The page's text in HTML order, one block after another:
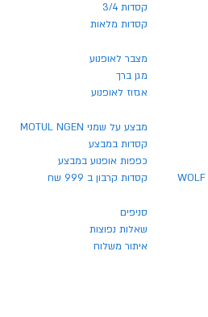
קסדות 3/4
קסדות מלאות
מצבר לאופנוע
מגן ברך
אגזוז לאופנוע
מבצע על שמני MOTUL NGEN
קסדות במבצע
כפפות אופנוע במבצע
קסדות קרבון ב 999 שח
סניפים
שאלות נפוצות
איתור משלוח